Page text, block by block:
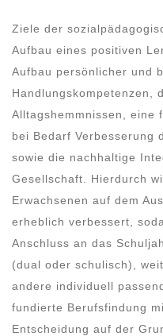
Ziele der
Aufbau eines positiven
Aufbau persönlicher und
Handlungskompetenzen,
Alltagshemmnissen, eine
bei Bedarf Verbesserung
sowie die nachhaltige
Gesellschaft. Hierdurch
Erwachsenen auf dem
erheblich verbessert,
Anschluss an das
(dual oder schulisch),
andere individuell
fundierte Berufsfindung
Entscheidung auf der